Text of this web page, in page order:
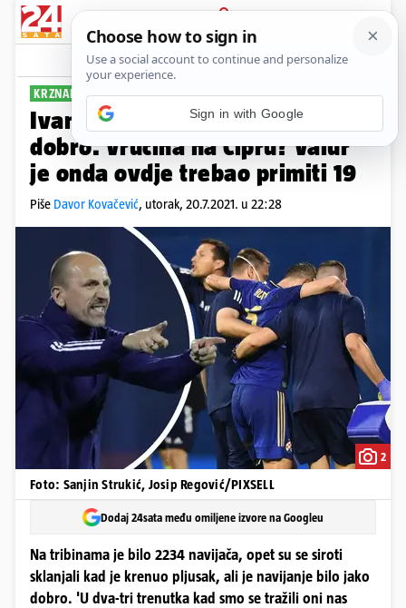
PRIJAVA
Sport Komentari
KRZNAR ZADOVOLJAN:
Ivanušec je OK, Ademi se ne čini
dobro. Vrućina na Cipru? Valur
je onda ovdje trebao primiti 19
Piše Davor Kovačević, utorak, 20.7.2021. u 22:28
2
Foto: Sanjin Strukić, Josip Regović/PIXSELL
Dodaj 24sata među omiljene izvore na Googleu
Na tribinama je bilo 2234 navijača, opet su se siroti
sklanjali kad je krenuo pljusak, ali je navijanje bilo jako
dobro. 'U dva-tri trenutka kad smo se tražili oni nas
Sign in with Google